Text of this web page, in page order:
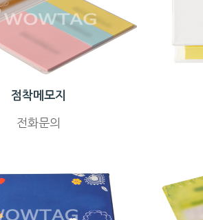
점착메모지
전화문의